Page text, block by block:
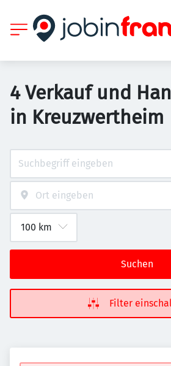
4 Verkauf und
in Kreuzwertheim
Suchen
Filter